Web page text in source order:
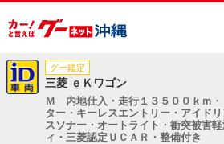
グー鑑定
三菱 ｅＫワゴン
Ｍ 内地仕入・走行１３５００ｋｍ
ター・キーレスエントリー・アイド
スソナー・オートライト・衝突被害
ィ・三菱認定ＵＣＡＲ・整備付き